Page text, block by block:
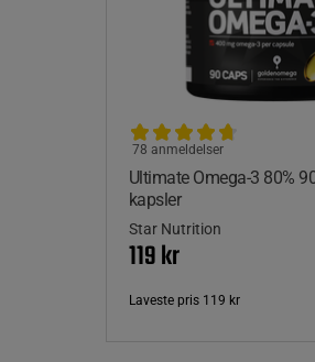
Ultimate Omega-3 80%
kapsler
78 anmeldelser
Star Nutrition
119 kr
Laveste pris 119 kr